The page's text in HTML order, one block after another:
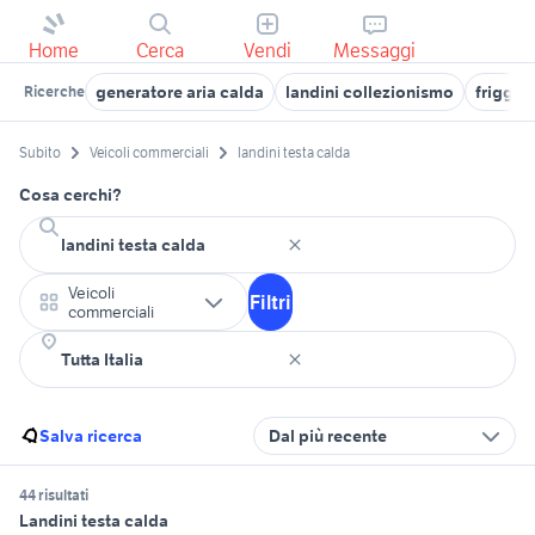
Home Cerca Vendi Messaggi
Ricerche generatore aria calda landini collezionismo
Subito Veicoli commerciali landini testa calda
Cosa cerchi?
Veicoli
commerciali
Filtri
Salva ricerca Dal più recente
44 risultati
Landini testa calda